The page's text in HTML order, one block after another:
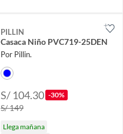
PILLIN
Casaca Niño PVC719-25DEN
Por Pillin.
S/ 104.30 -30%
S/ 149
Llega mañana